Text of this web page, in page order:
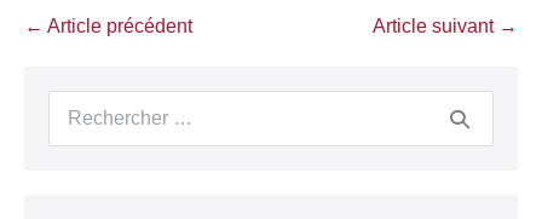
← Article précédent Article suivant →